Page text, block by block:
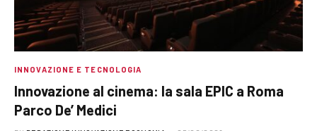
INNOVAZIONE E TECNOLOGIA
Innovazione al cinema: la sala EPIC a Roma
Parco De’ Medici